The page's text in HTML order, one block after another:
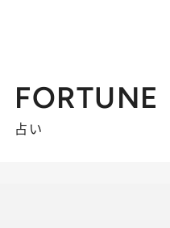
FORTUNE
占い